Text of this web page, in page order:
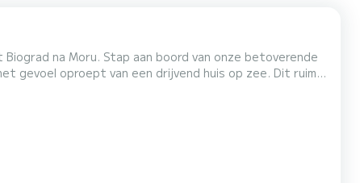
na Moru. Stap aan boord van onze betoverende
gevoel oproept van een drijvend huis op zee. Dit ruime
van Kroatië. Ontdek de verborgen juweeltjes